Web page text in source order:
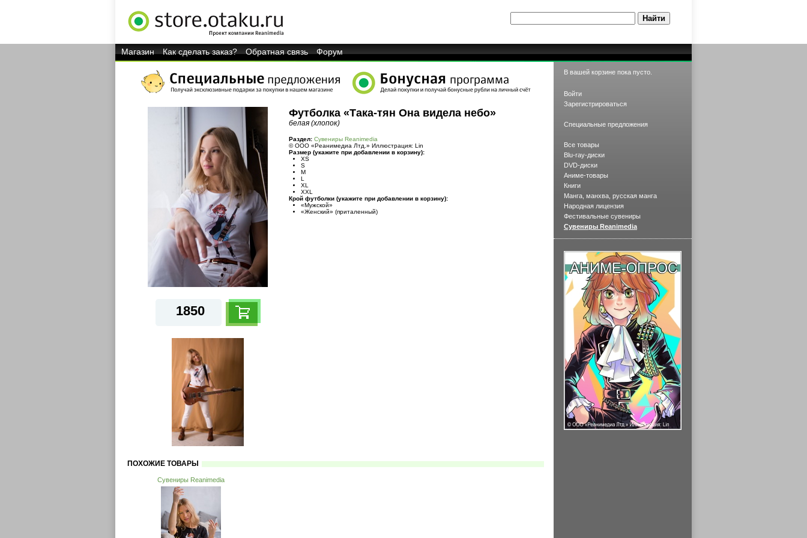
Магазин Как сделать заказ? Обратная связь Форум
Футболка «Така-тян Она видела небо»
белая (хлопок)
Раздел: Сувениры Reanimedia
© ООО «Реанимедиа Лтд.» Иллюстрация: Lin
Размер (укажите при добавлении в корзину):
XS
S
M
L
XL
XXL
Крой футболки (укажите при добавлении в корзину):
«Мужской»
«Женский» (приталенный)
1850
ПОХОЖИЕ ТОВАРЫ
Сувениры Reanimedia
В вашей корзине пока пусто.
Войти
Зарегистрироваться
Специальные предложения
Все товары
Blu-ray-диски
DVD-диски
Аниме-товары
Книги
Манга, манхва, русская манга
Народная лицензия
Фестивальные сувениры
Сувениры Reanimedia